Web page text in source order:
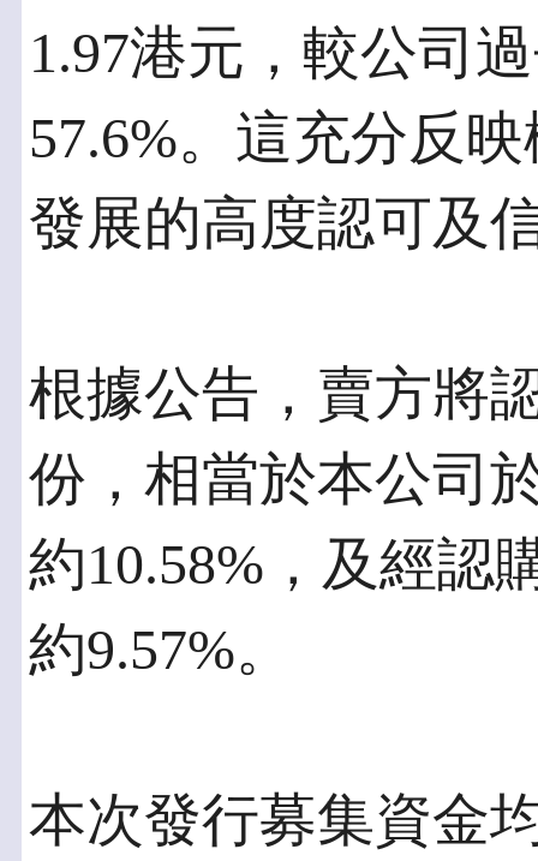
1.97港元，較公司
57.6%。這充分反
發展的高度認可及
根據公告，賣方將
份，相當於本公司
約10.58%，及經認
約9.57%。
本次發行募集資金